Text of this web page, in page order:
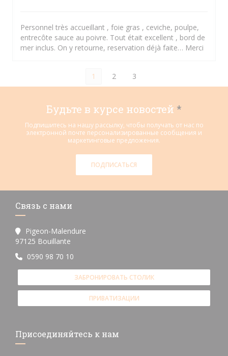
Personnel très accueillant , foie gras , ceviche, poulpe,
entrecôte sauce au poivre. Tout était excellent , bord de
mer inclus. On y retourne, reservation déjà faite… Merci
1 2 3
Будьте в курсе новостей *
Подпишитесь на нашу рассылку, чтобы получать от нас по
электронной почте персонализированные сообщения и
маркетинговые предложения.
ПОДПИСАТЬСЯ
Связь с нами
Pigeon-Malendure
97125 Bouillante
0590 98 70 10
ЗАБРОНИРОВАТЬ СТОЛИК
ПРИВАТИЗАЦИИ
Присоединяйтесь к нам